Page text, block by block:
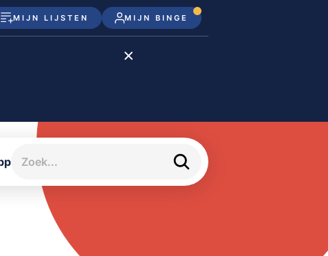
MIJN LIJSTEN MIJN BINGE
Disney+
meJane